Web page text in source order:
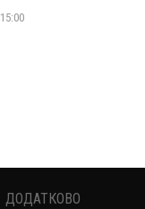
ДОДАТКОВО